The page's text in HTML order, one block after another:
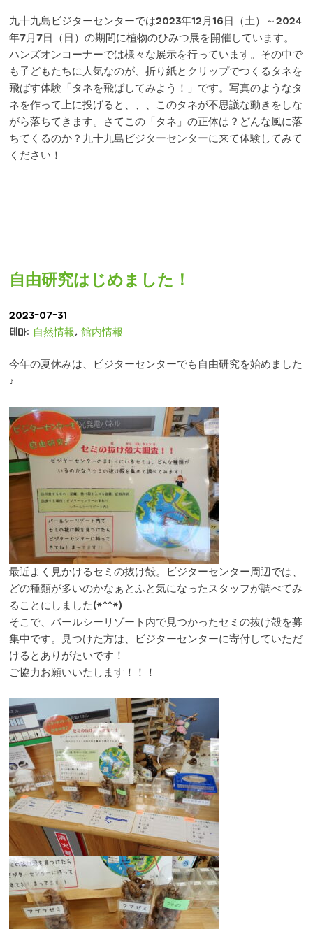
九十九島ビジターセンターでは2023年12月16日（土）～2024
年7月7日（日）の期間に植物のひみつ展を開催しています。
ハンズオンコーナーでは様々な展示を行っています。その中で
も子どもたちに人気なのが、折り紙とクリップでつくるタネを
飛ばす体験「タネを飛ばしてみよう！」です。写真のようなタ
ネを作って上に投げると、、、このタネが不思議な動きをしな
がら落ちてきます。さてこの「タネ」の正体は？どんな風に落
ちてくるのか？九十九島ビジターセンターに来て体験してみて
ください！
自由研究はじめました！
2023-07-31
테마: 自然情報, 館内情報
今年の夏休みは、ビジターセンターでも自由研究を始めました
♪
最近よく見かけるセミの抜け殻。ビジターセンター周辺では、
どの種類が多いのかなぁとふと気になったスタッフが調べてみ
ることにしました(*^^*)
そこで、パールシーリゾート内で見つかったセミの抜け殻を募
集中です。見つけた方は、ビジターセンターに寄付していただ
けるとありがたいです！
ご協力お願いいたします！！！